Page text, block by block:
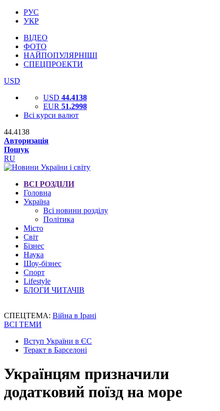
РУС
УКР
ВІДЕО
ФОТО
НАЙПОПУЛЯРНІШІ
СПЕЦПРОЕКТИ
USD
USD 44.4138
EUR 51.2998
Всі курси валют
44.4138
Авторизація
Пошук
RU
ВСІ РОЗДІЛИ
Головна
Україна
Всі новини розділу
Політика
Місто
Світ
Бізнес
Наука
Шоу-бізнес
Спорт
Lifestyle
БЛОГИ ЧИТАЧІВ
СПЕЦТЕМА: Війна в Ірані
ВСІ ТЕМИ
Вступ України в ЄС
Теракт в Барселоні
Українцям призначили
додатковий поїзд на море